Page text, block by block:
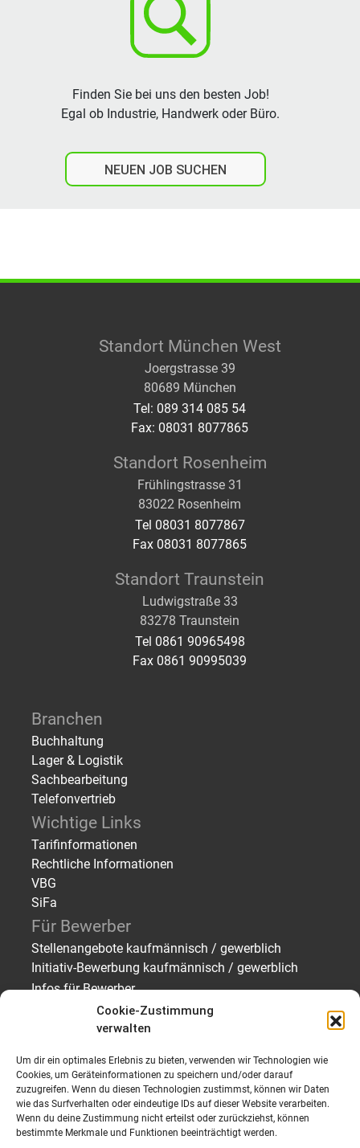
Cookie-Zustimmung
verwalten
Um dir ein optimales Erlebnis zu bieten, verwenden wir Technologien wie
Cookies, um Geräteinformationen zu speichern und/oder darauf
zuzugreifen. Wenn du diesen Technologien zustimmst, können wir Daten
wie das Surfverhalten oder eindeutige IDs auf dieser Website verarbeiten.
Wenn du deine Zustimmung nicht erteilst oder zurückziehst, können
bestimmte Merkmale und Funktionen beeinträchtigt werden.
Finden Sie bei uns den besten Job!
Egal ob Industrie, Handwerk oder Büro.
NEUEN JOB SUCHEN
Standort München West
Joergstrasse 39
80689 München
Tel: 089 314 085 54
Fax: 08031 8077865
Standort Rosenheim
Frühlingstrasse 31
83022 Rosenheim
Tel 08031 8077867
Fax 08031 8077865
Standort Traunstein
Ludwigstraße 33
83278 Traunstein
Tel 0861 90965498
Fax 0861 90995039
Branchen
Buchhaltung
Lager & Logistik
Sachbearbeitung
Telefonvertrieb
Wichtige Links
Tarifinformationen
Rechtliche Informationen
VBG
SiFa
Für Bewerber
Stellenangebote kaufmännisch / gewerblich
Initiativ-Bewerbung kaufmännisch / gewerblich
Infos für Bewerber
Für Arbeitgeber
Personal finden – Zeitarbeit/Vermittlung
Personal finden – Bewerberprofile
Personalanfrage senden
Über uns